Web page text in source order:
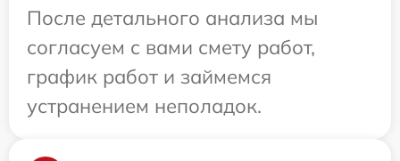
После детального анализа мы
согласуем с вами смету работ,
график работ и займемся
устранением неполадок.